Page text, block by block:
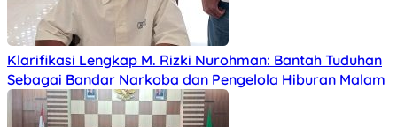
Klarifikasi Lengkap M. Rizki Nurohman: Bantah Tuduhan
Sebagai Bandar Narkoba dan Pengelola Hiburan Malam